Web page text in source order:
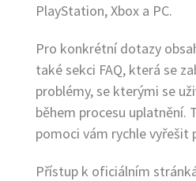
PlayStation, Xbox a PC.
Pro konkrétní dotazy
také sekci FAQ, která se
problémy, se kterými se
během procesu uplatnění.
pomoci vám rychle vyřešit
Přístup k oficiálním